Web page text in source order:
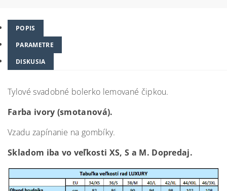
POPIS
PARAMETRE
DISKUSIA
Tylové svadobné bolerko lemované čipkou.
Farba ivory (smotanová).
Vzadu zapínanie na gombíky.
Skladom iba vo veľkosti XS, S a M. Dopredaj.